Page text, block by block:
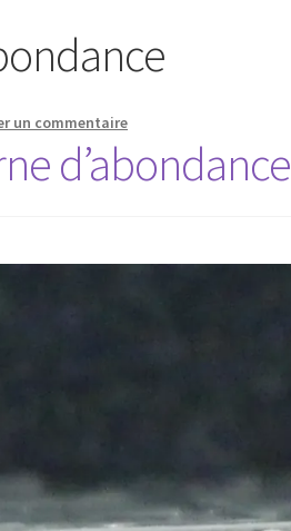
un commentaire
d’abondance